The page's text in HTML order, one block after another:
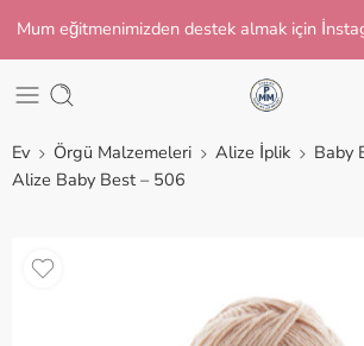
Mum eğitmenimizden destek almak için
Ev Örgü Malzemeleri Alize İplik
Baby
Alize Baby Best – 506